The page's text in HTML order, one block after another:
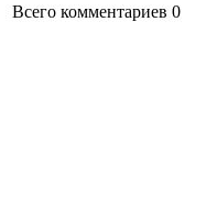
Всего комментариев 0